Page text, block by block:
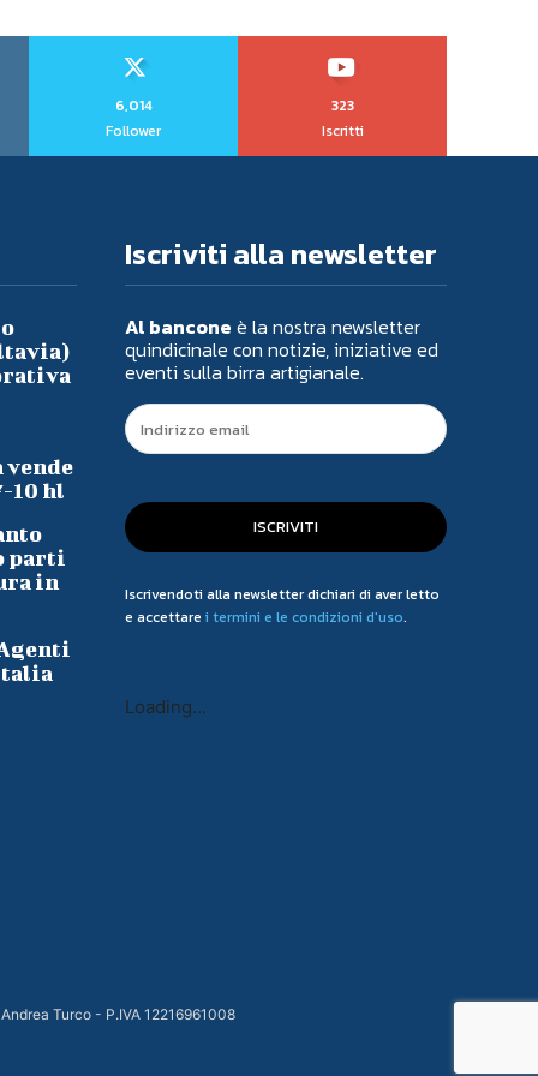
6,014
Follower
323
Iscritti
10 hl
parti
in
Iscriviti alla newsletter
Al bancone è la nostra newsletter
quindicinale con notizie, iniziative ed
eventi sulla birra artigianale.
ISCRIVITI
Iscrivendoti alla newsletter dichiari di aver letto
e accettare i termini e le condizioni d'uso.
Loading...
Andrea Turco - P.IVA 12216961008